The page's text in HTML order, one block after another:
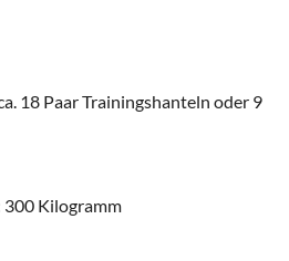
18 Paar Trainingshanteln oder 9
Kilogramm